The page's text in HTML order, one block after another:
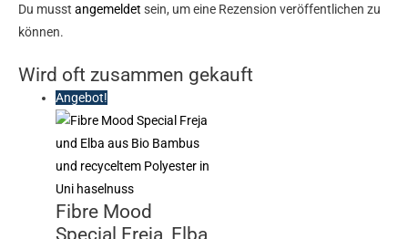
Du musst angemeldet sein, um eine Rezension veröffentlichen zu
können.
Wird oft zusammen gekauft
Angebot!
Fibre Mood
Special Freja, Elba